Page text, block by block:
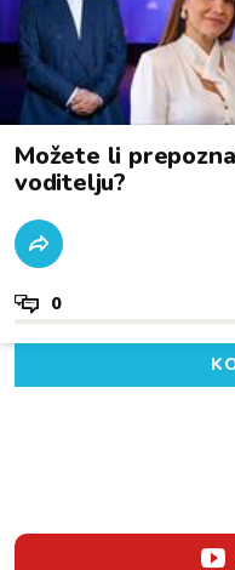
Možete li
voditelju?
0